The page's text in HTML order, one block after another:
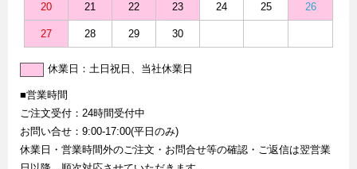
20 21 22 23 24 25 26
27 28 29 30
休業日：土日祝日、当社休業日
■営業時間
ご注文受付：24時間受付中
お問い合せ：9:00-17:00(平日のみ)
休業日・営業時間外のご注文・お問合せ等の確認・ご返信は翌営業